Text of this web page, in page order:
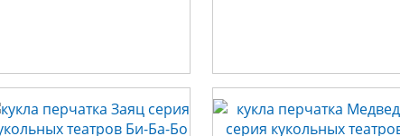
Пан Котофей, Машенька и медведь, Как лиса волка судила,
Страшный Пых, Зайкина избушка